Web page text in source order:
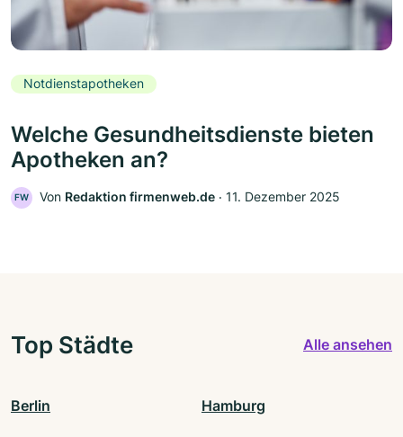
Notdienstapotheken
Welche Gesundheitsdienste bieten
Apotheken an?
FW Von Redaktion firmenweb.de ‧ 11. Dezember 2025
Top Städte Alle ansehen
Berlin Hamburg